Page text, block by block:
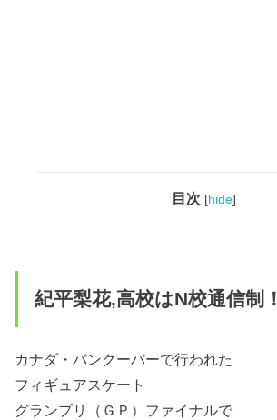
目次 [hide]
紀平梨花,高校はN校通信制！
カナダ・バンクーバーで行われた
フィギュアスケート
グランプリ（ＧＰ）ファイナルで